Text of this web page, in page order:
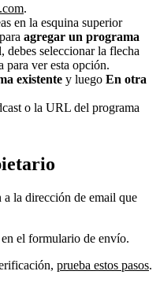
.
en la esquina superior
agregar un programa
seleccionar la flecha
para ver esta opción.
existente y luego En otra
o la URL del programa
la dirección de email que
el formulario de envío.
prueba estos pasos.